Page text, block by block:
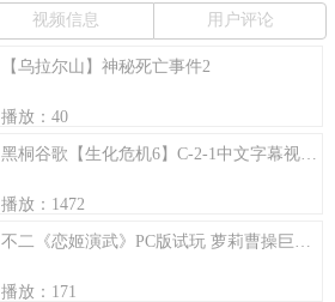
视频信息
用户评论
【乌拉尔山】神秘死亡事件2
播放：40
黑桐谷歌【生化危机6】C-2-1中文字幕视频攻略解说
播放：1472
不二《恋姬演武》PC版试玩 萝莉曹操巨能干
播放：171